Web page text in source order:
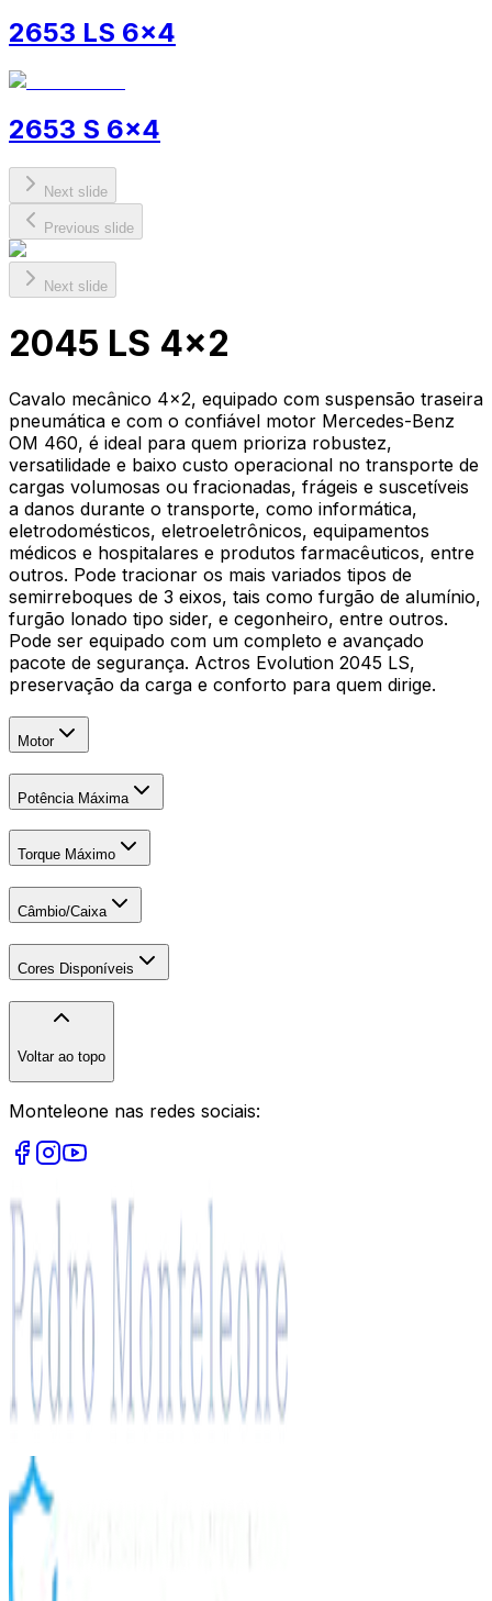
2653 LS 6x4
2653 S 6x4
Next slide
Previous slide
Next slide
2045 LS 4x2
Cavalo mecânico 4x2, equipado com suspensão traseira
pneumática e com o confiável motor Mercedes-Benz
OM 460, é ideal para quem prioriza robustez,
versatilidade e baixo custo operacional no transporte de
cargas volumosas ou fracionadas, frágeis e suscetíveis
a danos durante o transporte, como informática,
eletrodomésticos, eletroeletrônicos, equipamentos
médicos e hospitalares e produtos farmacêuticos, entre
outros. Pode tracionar os mais variados tipos de
semirreboques de 3 eixos, tais como furgão de alumínio,
furgão lonado tipo sider, e cegonheiro, entre outros.
Pode ser equipado com um completo e avançado
pacote de segurança. Actros Evolution 2045 LS,
preservação da carga e conforto para quem dirige.
Motor
Potência Máxima
Torque Máximo
Câmbio/Caixa
Cores Disponíveis
Voltar ao topo
Monteleone nas redes sociais: